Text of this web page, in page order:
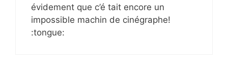
évidement que c’é tait encore un
impossible machin de cinégraphe!
:tongue: